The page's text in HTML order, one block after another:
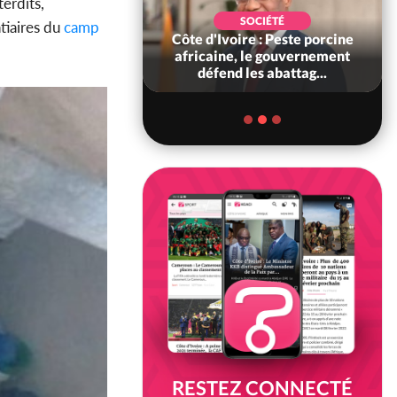
ducamp
POLITIQUE
: Indépendance
SOCIÉTÉ
Côte d'Ivoire : Peste porcine
africaine, le gouvernement
défend les abattag...
RESTEZ CONNECTÉ